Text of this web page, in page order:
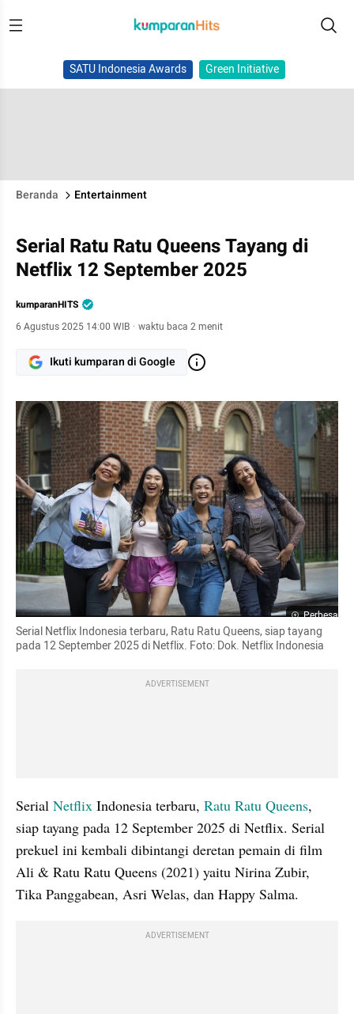
SATU Indonesia Awards Green Initiative
Beranda Entertainment
Serial Ratu Ratu Queens Tayang di
Netflix 12 September 2025
kumparanHITS
6 Agustus 2025 14:00 WIB · waktu baca 2 menit
Ikuti kumparan di Google
Perbesar
Serial Netflix Indonesia terbaru, Ratu Ratu Queens, siap tayang
pada 12 September 2025 di Netflix. Foto: Dok. Netflix Indonesia
ADVERTISEMENT
Serial Netflix Indonesia terbaru, Ratu Ratu Queens,
siap tayang pada 12 September 2025 di Netflix. Serial
prekuel ini kembali dibintangi deretan pemain di film
Ali & Ratu Ratu Queens (2021) yaitu Nirina Zubir,
Tika Panggabean, Asri Welas, dan Happy Salma.
ADVERTISEMENT